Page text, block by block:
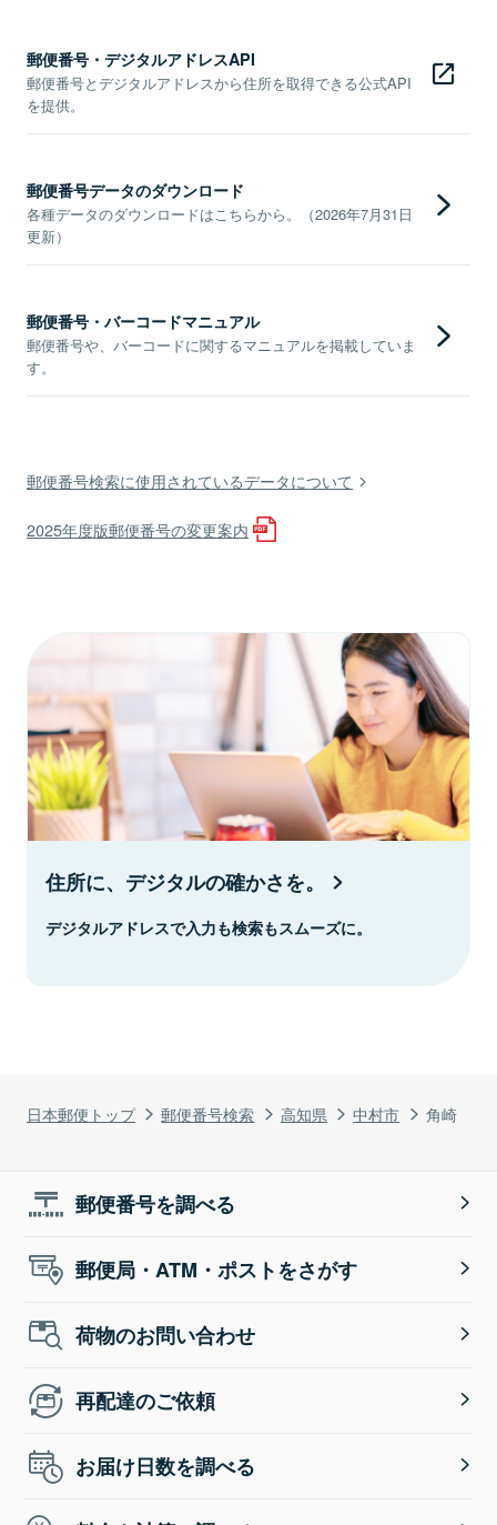
日本郵便トップ 郵便番号検索 高知県 中村市 角崎
郵便番号・デジタルアドレスAPI
郵便番号とデジタルアドレスから住所を取得できる公式API
を提供。
郵便番号データのダウンロード
各種データのダウンロードはこちらから。（2026年7月31日
更新）
郵便番号・バーコードマニュアル
郵便番号や、バーコードに関するマニュアルを掲載していま
す。
郵便番号検索に使用されているデータについて
2025年度版郵便番号の変更案内
住所に、デジタルの確かさを。
デジタルアドレスで入力も検索もスムーズに。
郵便番号を調べる
郵便局・ATM・ポストをさがす
荷物のお問い合わせ
再配達のご依頼
お届け日数を調べる